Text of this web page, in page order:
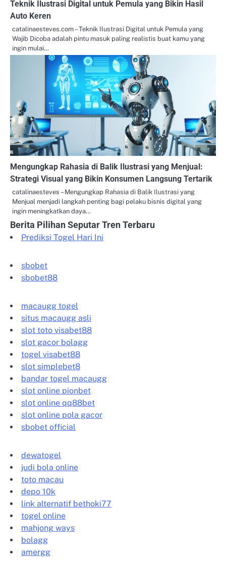
Teknik Ilustrasi Digital untuk Pemula yang Bikin Hasil
Auto Keren
catalinaesteves.com – Teknik Ilustrasi Digital untuk Pemula yang
Wajib Dicoba adalah pintu masuk paling realistis buat kamu yang
ingin mulai…
Mengungkap Rahasia di Balik Ilustrasi yang Menjual:
Strategi Visual yang Bikin Konsumen Langsung Tertarik
catalinaesteves – Mengungkap Rahasia di Balik Ilustrasi yang
Menjual menjadi langkah penting bagi pelaku bisnis digital yang
ingin meningkatkan daya…
Berita Pilihan Seputar Tren Terbaru
Prediksi Togel Hari Ini
sbobet
sbobet88
macaugg togel
situs macaugg asli
slot toto visabet88
slot gacor bolagg
togel visabet88
slot simplebet8
bandar togel macaugg
slot online pionbet
slot online qq88bet
slot online pola gacor
sbobet official
dewatogel
judi bola online
toto macau
depo 10k
link alternatif bethoki77
togel online
mahjong ways
bolagg
amergg